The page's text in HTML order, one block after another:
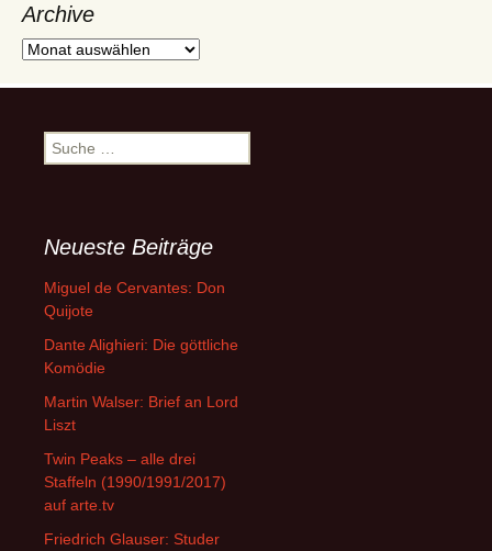
Archive
Archive
Suche
nach:
Neueste Beiträge
Miguel de Cervantes: Don
Quijote
Dante Alighieri: Die göttliche
Komödie
Martin Walser: Brief an Lord
Liszt
Twin Peaks – alle drei
Staffeln (1990/1991/2017)
auf arte.tv
Friedrich Glauser: Studer